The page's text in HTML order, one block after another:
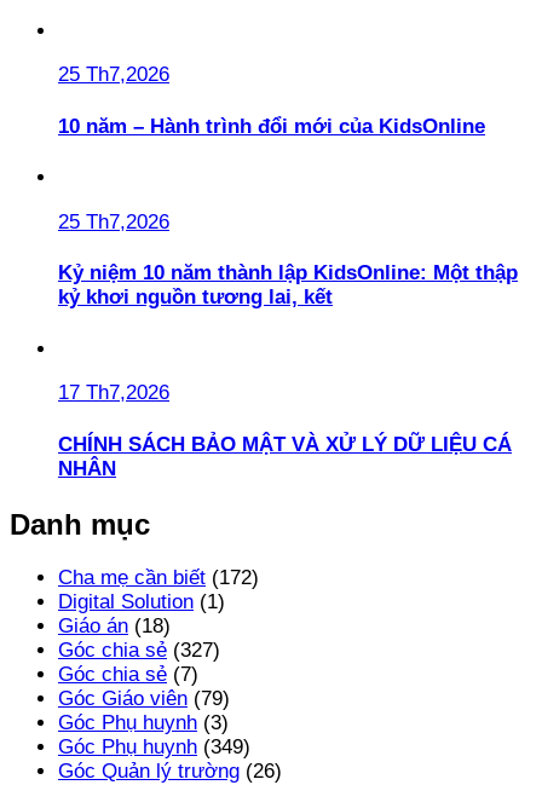
25 Th7,2026
10 năm – Hành trình đổi mới của KidsOnline
25 Th7,2026
Kỷ niệm 10 năm thành lập KidsOnline: Một thập
kỷ khơi nguồn tương lai, kết
17 Th7,2026
CHÍNH SÁCH BẢO MẬT VÀ XỬ LÝ DỮ LIỆU CÁ
NHÂN
Danh mục
Cha mẹ cần biết (172)
Digital Solution (1)
Giáo án (18)
Góc chia sẻ (327)
Góc chia sẻ (7)
Góc Giáo viên (79)
Góc Phụ huynh (3)
Góc Phụ huynh (349)
Góc Quản lý trường (26)